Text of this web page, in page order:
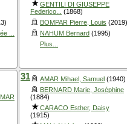
...
GENTILI DI GIUSEPPE
Federico...
(1868)
BOMPAR Pierre, Louis (2019)
NAHUM Bernard (1995)
Plus...
31 AMAR Mihael, Samuel (1940)
BERNARD Marie, Joséphine
(1884)
CARACO Esther, Daisy
(1915)